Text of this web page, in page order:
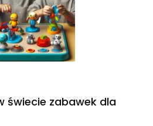
świecie zabawek dla